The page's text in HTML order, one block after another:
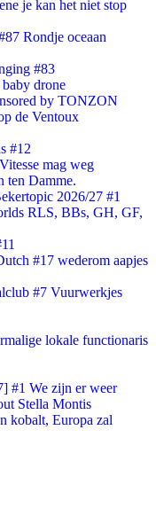
je kan het niet stop
Rondje oceaan
#83
drone
by TONZON
de Ventoux
#12
mag weg
ten Damme.
2026/27 #1
RLS, BBs, GH, GF,
#17 wederom aapjes
#7 Vuurwerkjes
lokale functionaris
#1 We zijn er weer
Stella Montis
kobalt, Europa zal